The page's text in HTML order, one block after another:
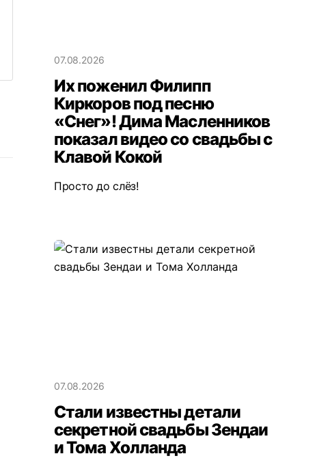
07.08.2026
Их поженил Филипп
Киркоров под песню
«Снег»! Дима Масленников
показал видео со свадьбы с
Клавой Кокой
Просто до слёз!
07.08.2026
Стали известны детали
секретной свадьбы Зендаи
и Тома Холланда